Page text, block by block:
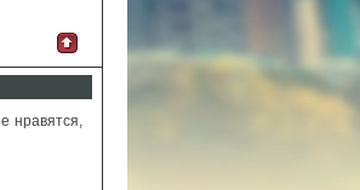
нравятся,